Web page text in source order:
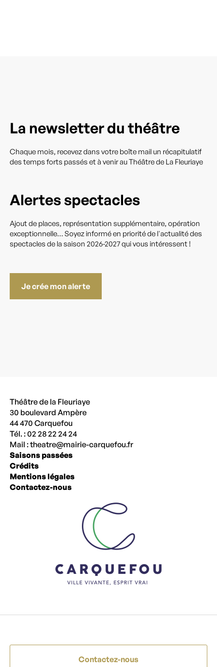
La newsletter du théâtre
Chaque mois, recevez dans votre boîte mail un récapitulatif
des temps forts passés et à venir au Théâtre de La Fleuriaye
Alertes spectacles
Ajout de places, représentation supplémentaire, opération
exceptionnelle… Soyez informé en priorité de l'actualité des
spectacles de la saison 2026-2027 qui vous intéressent !
Je crée mon alerte
Théâtre de la Fleuriaye
30 boulevard Ampère
44 470 Carquefou
Tél. : 02 28 22 24 24
Mail :theatre@mairie-carquefou.fr
Saisons passées
Crédits
Mentions légales
Contactez-nous
Contactez-nous